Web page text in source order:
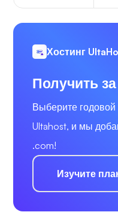
Хостинг
Получить
Выберите
Ultahost, и мы
.com!
Изучите